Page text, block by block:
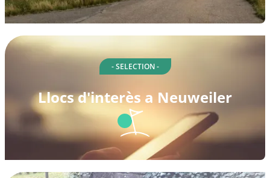
- SELECTION -
Llocs d'interès a Neuweiler